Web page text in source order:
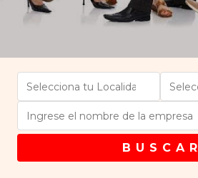
B U S C A R